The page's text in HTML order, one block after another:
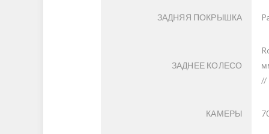
ЗАДНЯЯ ПОКРЫШКА
ЗАДНЕЕ КОЛЕСО
//
КАМЕРЫ